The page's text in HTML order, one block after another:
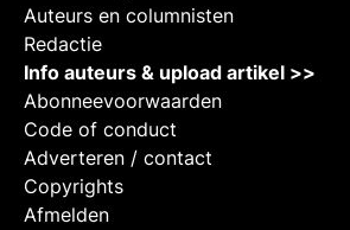
Auteurs en columnisten
Redactie
Info auteurs & upload artikel >>
Abonneevoorwaarden
Code of conduct
Adverteren / contact
Copyrights
Afmelden